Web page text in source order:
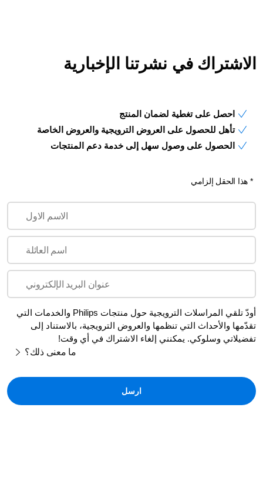
الاشتراك في نشرتنا الإخبارية
احصل على تغطية لضمان المنتج
تأهل للحصول على العروض الترويجية والعروض الخاصة
الحصول على وصول سهل إلى خدمة دعم المنتجات
* هذا الحقل إلزامي
الاسم الاول
اسم العائلة
عنوان البريد الإلكتروني
أودّ تلقي المراسلات الترويجية حول منتجات Philips والخدمات التي
تقدّمها والأحداث التي تنظمها والعروض الترويجية، بالاستناد إلى
تفضيلاتي وسلوكي. يمكنني إلغاء الاشتراك في أي وقت!
ما معنى ذلك؟